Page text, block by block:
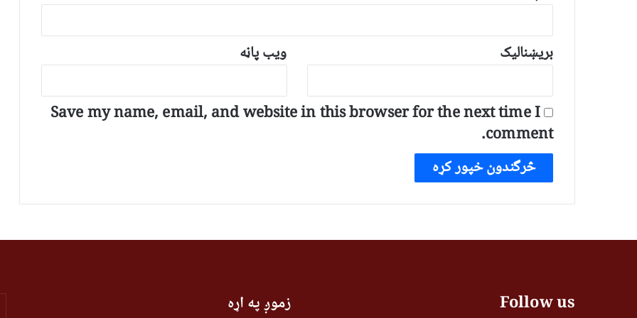
بریښنالیک ویب پاڼه
Save my name, email, and website in this browser for the next time I
comment.
Follow us زموږ په اړه